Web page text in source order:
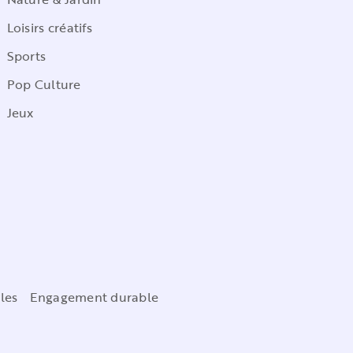
Loisirs créatifs
Sports
Pop Culture
Jeux
Engagement durable